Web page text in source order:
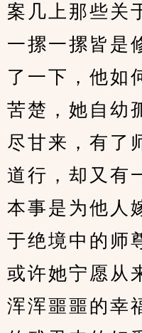
案几上那些关
一摞一摞皆是
了一下，他如
苦楚，她自幼
尽甘来，有了
道行，却又有
本事是为他人
于绝境中的师
或许她宁愿从
浑浑噩噩的幸